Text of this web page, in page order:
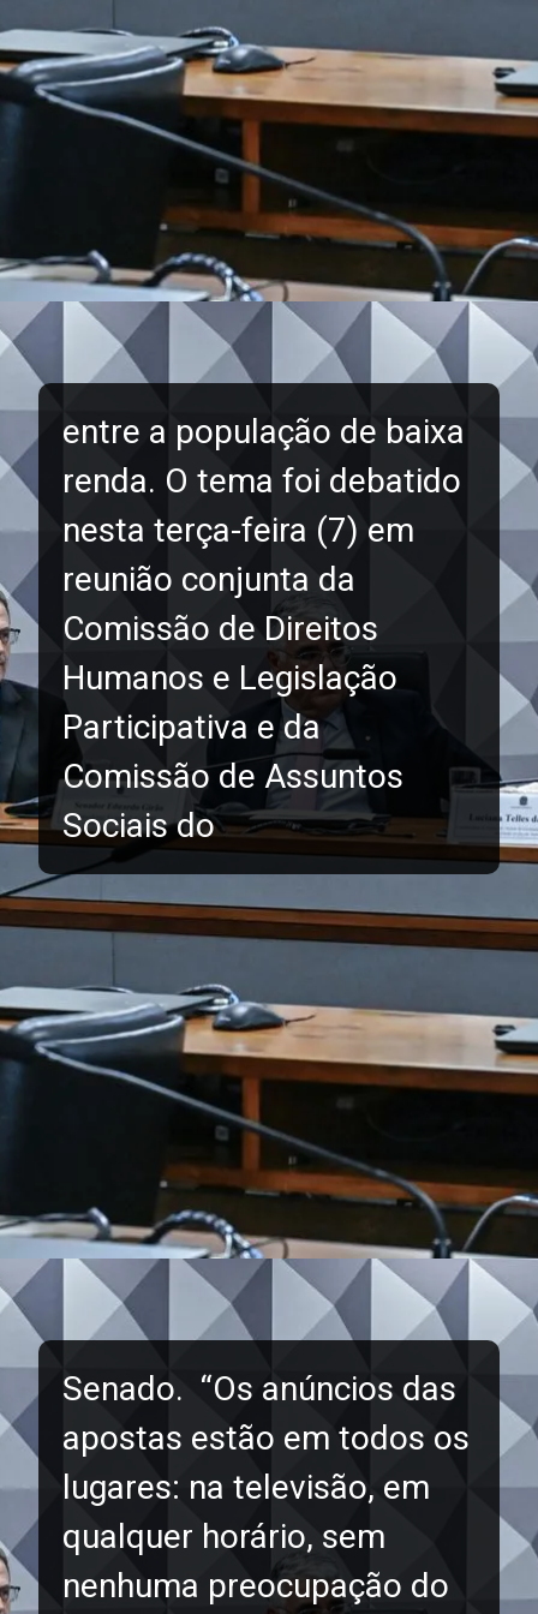
entre a população de baixa
renda. O tema foi debatido
nesta terça-feira (7) em
reunião conjunta da
Comissão de Direitos
Humanos e Legislação
Participativa e da
Comissão de Assuntos
Sociais do
Senado. “Os anúncios das
apostas estão em todos os
lugares: na televisão, em
qualquer horário, sem
nenhuma preocupação do